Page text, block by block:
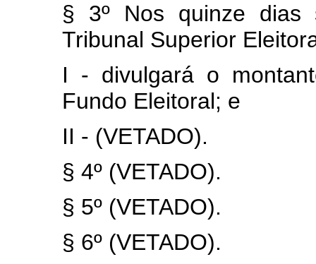
§ 3º Nos quinze dias
Tribunal Superior
I - divulgará o
Fundo Eleitoral; e
II - (VETADO).
§ 4º (VETADO).
§ 5º (VETADO).
§ 6º (VETADO).